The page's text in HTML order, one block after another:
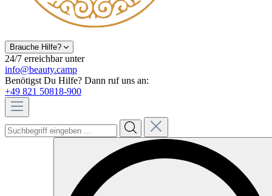
Brauche Hilfe?
24/7 erreichbar unter
info@beauty.camp
Benötigst Du Hilfe? Dann ruf uns an:
+49 821 50818-900